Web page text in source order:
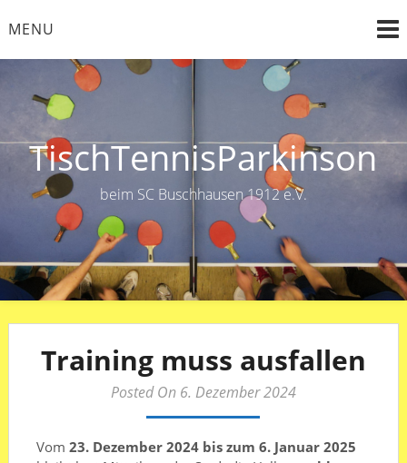
toMENU
TischTennisParkinson
beim SC Buschhausen 1912 e.V.
Training muss ausfallen
Posted On 6. Dezember 2024
Vom 23. Dezember 2024 bis zum 6. Januar 2025